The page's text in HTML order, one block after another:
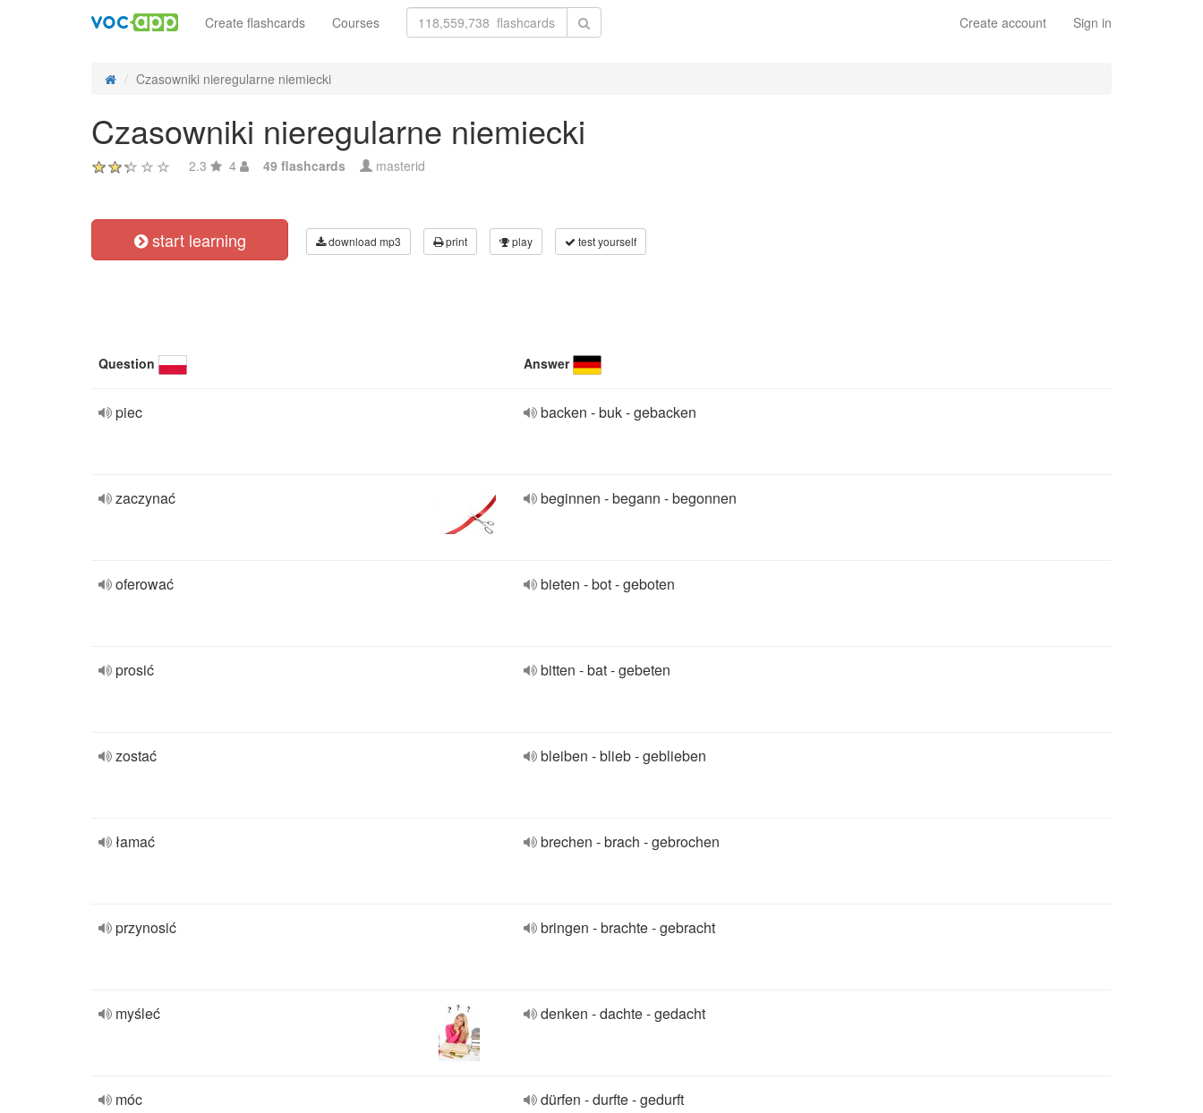
Create account Sign in
Create flashcards Courses
Czasowniki nieregularne niemiecki
Czasowniki nieregularne niemiecki
2.3 4 49 flashcards masterid
start learning download mp3 print play test yourself
Question Answer
piec backen - buk - gebacken
zaczynać beginnen - begann - begonnen
oferować bieten - bot - geboten
prosić bitten - bat - gebeten
zostać bleiben - blieb - geblieben
łamać brechen - brach - gebrochen
przynosić bringen - brachte - gebracht
myśleć denken - dachte - gedacht
móc dürfen - durfte - gedurft